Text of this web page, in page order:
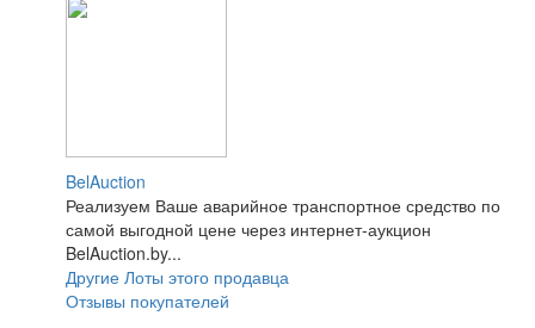
BelAuction
Реализуем Ваше аварийное транспортное средство по
самой выгодной цене через интернет-аукцион
BelAuction.by...
Другие Лоты этого продавца
Отзывы покупателей